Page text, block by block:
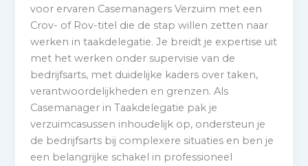
voor ervaren Casemanagers Verzuim met een
Crov- of Rov-titel die de stap willen zetten naar
werken in taakdelegatie. Je breidt je expertise uit
met het werken onder supervisie van de
bedrijfsarts, met duidelijke kaders over taken,
verantwoordelijkheden en grenzen. Als
Casemanager in Taakdelegatie pak je
verzuimcasussen inhoudelijk op, ondersteun je
de bedrijfsarts bij complexere situaties en ben je
een belangrijke schakel in professioneel